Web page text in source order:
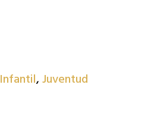
Infantil,Juventud